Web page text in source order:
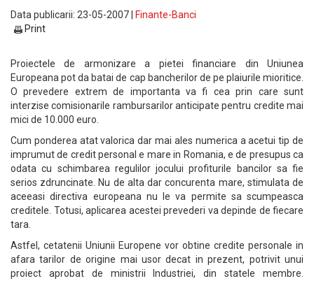
Data publicarii: 23-05-2007 |
Finante-Banci
Print
Proiectele de armonizare a pietei financiare din Uniunea
Europeana pot da batai de cap bancherilor de pe plaiurile mioritice.
O prevedere extrem de importanta va fi cea prin care sunt
interzise comisionarile rambursarilor anticipate pentru credite mai
mici de 10.000 euro.
Cum ponderea atat valorica dar mai ales numerica a acetui tip de
imprumut de credit personal e mare in Romania, e de presupus ca
odata cu schimbarea regulilor jocului profiturile bancilor sa fie
serios zdruncinate. Nu de alta dar concurenta mare, stimulata de
aceeasi directiva europeana nu le va permite sa scumpeasca
creditele. Totusi, aplicarea acestei prevederi va depinde de fiecare
tara.
Astfel, cetatenii Uniunii Europene vor obtine credite personale in
afara tarilor de origine mai usor decat in prezent, potrivit unui
proiect aprobat de ministrii Industriei, din statele membre.